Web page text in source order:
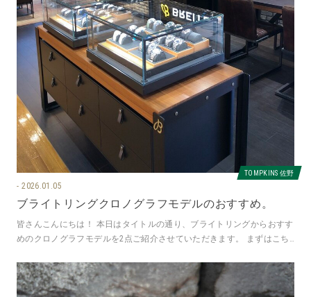
TOMPKINS 佐野
2026.01.05
ブライトリングクロノグラフモデルのおすすめ。
皆さんこんにちは！ 本日はタイトルの通り、ブライトリングからおすす
めのクロノグラフモデルを2点ご紹介させていただきます。 まずはこち